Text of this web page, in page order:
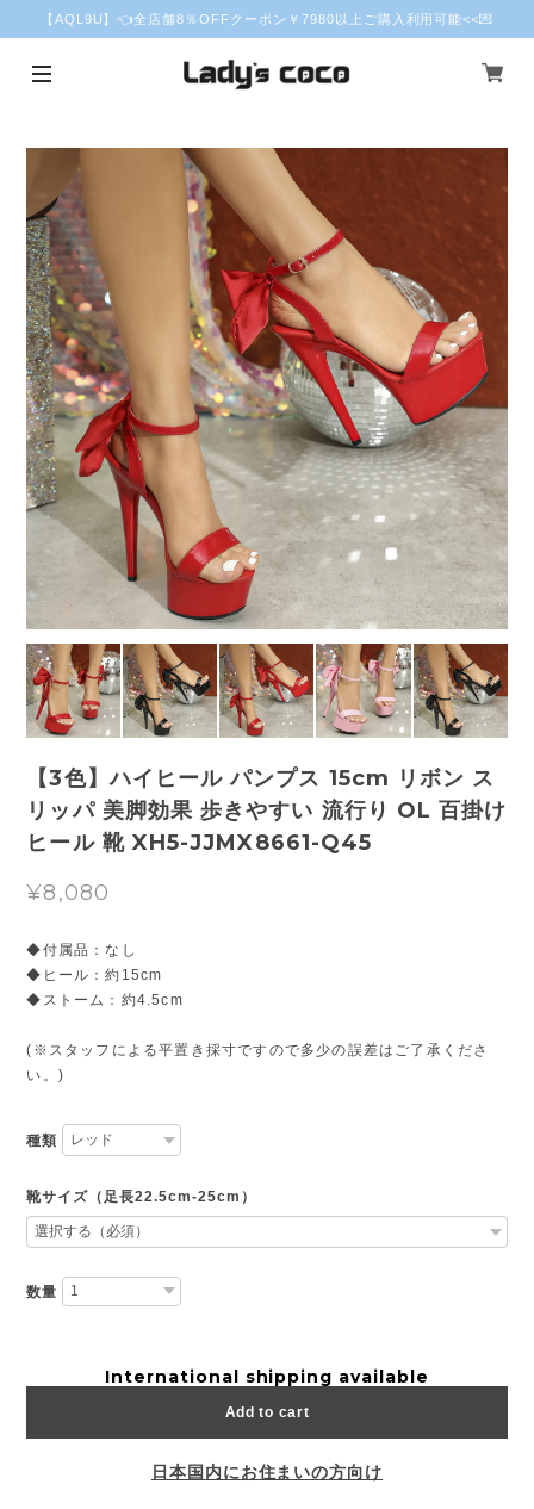
【AQL9U】👈全店舗8％OFFクーポン￥7980以上ご購入利用可能<<💌
【3色】ハイヒール パンプス 15cm リボン ス
リッパ 美脚効果 歩きやすい 流行り OL 百掛け
ヒール 靴 XH5-JJMX8661-Q45
¥8,080
◆付属品：なし
◆ヒール：約15cm
◆ストーム：約4.5cm
(※スタッフによる平置き採寸ですので多少の誤差はご了承くださ
い。)
種類
靴サイズ（足長22.5cm-25cm）
数量
International shipping available
Add to cart
日本国内にお住まいの方向け